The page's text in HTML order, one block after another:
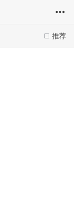
推荐